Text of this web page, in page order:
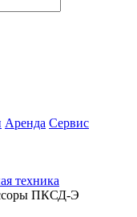
Аренда Сервис
техника
ПКСД-Э